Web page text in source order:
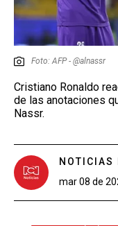
Foto: AFP - @alnassr
Cristiano Ronaldo
de las anotaciones
Nassr.
NOTICIAS
mar 08 de